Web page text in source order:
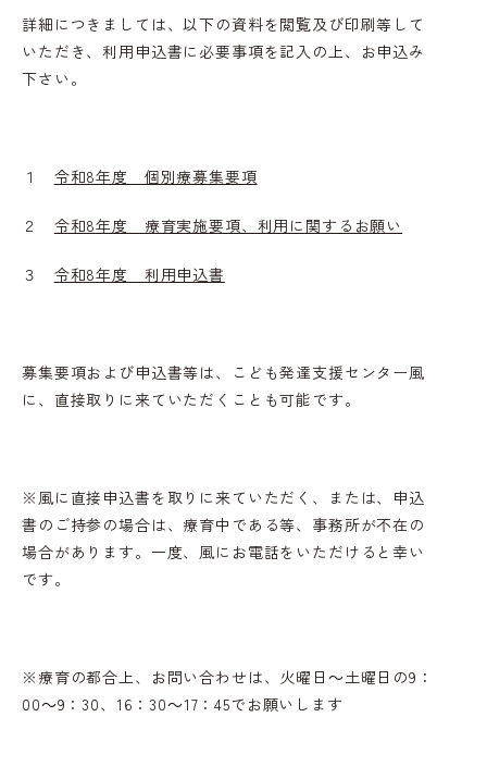
詳細につきましては、以下の資料を閲覧及び印刷等して
いただき、利用申込書に必要事項を記入の上、お申込み
下さい。
１ 令和8年度 個別療募集要項
２ 令和8年度 療育実施要項、利用に関するお願い
３ 令和8年度 利用申込書
募集要項および申込書等は、こども発達支援センター風
に、直接取りに来ていただくことも可能です。
※風に直接申込書を取りに来ていただく、または、申込
書のご持参の場合は、療育中である等、事務所が不在の
場合があります。一度、風にお電話をいただけると幸い
です。
※療育の都合上、お問い合わせは、火曜日～土曜日の9：
00～9：30、16：30～17：45でお願いします